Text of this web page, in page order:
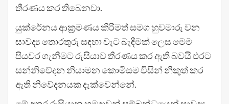
තීරණය කර තිබෙනවා.
යුක්රේනය ආක්‍රමණය කිරීමත් සමග හුවමාරු වන
සාවද්‍ය තොරතුරු සඳහා වැට බැඳීමක් ලෙස මෙම
පියවර ගැනීමට රුසියාව තීරණය කර ඇති බවයි එරට
සන්නිවේදන නියාමන කොමිසම විසින් නිකුත් කර
ඇති නිවේදනයක දැක්වෙන්නේ.